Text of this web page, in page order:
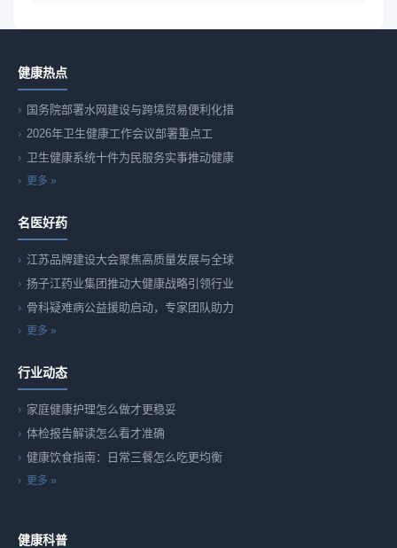
健康热点
国务院部署水网建设与跨境贸易便利化措
2026年卫生健康工作会议部署重点工
卫生健康系统十件为民服务实事推动健康
更多 »
名医好药
江苏品牌建设大会聚焦高质量发展与全球
扬子江药业集团推动大健康战略引领行业
骨科疑难病公益援助启动，专家团队助力
更多 »
行业动态
家庭健康护理怎么做才更稳妥
体检报告解读怎么看才准确
健康饮食指南：日常三餐怎么吃更均衡
更多 »
健康科普